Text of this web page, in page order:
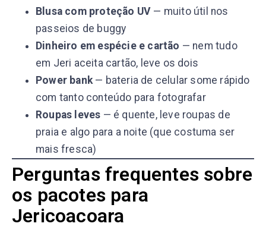
Blusa com proteção UV — muito útil nos
passeios de buggy
Dinheiro em espécie e cartão — nem tudo
em Jeri aceita cartão, leve os dois
Power bank — bateria de celular some rápido
com tanto conteúdo para fotografar
Roupas leves — é quente, leve roupas de
praia e algo para a noite (que costuma ser
mais fresca)
Perguntas frequentes sobre
os pacotes para
Jericoacoara